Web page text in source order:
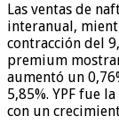
Las ventas de
interanual,
contracción del
premium
aumentó un
5,85%. YPF fue
con un